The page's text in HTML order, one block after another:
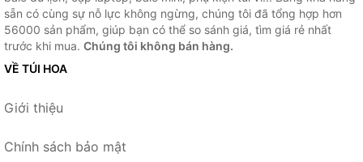
sẵn có cùng sự nỗ lực không ngừng, chúng tôi đã tổng hợp hơn
56000 sản phẩm, giúp bạn có thể so sánh giá, tìm giá rẻ nhất
trước khi mua. Chúng tôi không bán hàng.
VỀ TÚI HOA
Giới thiệu
Chính sách bảo mật